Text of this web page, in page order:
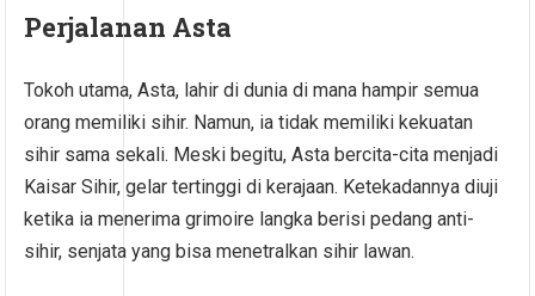
Perjalanan Asta
Tokoh utama, Asta, lahir di dunia di mana hampir semua
orang memiliki sihir. Namun, ia tidak memiliki kekuatan
sihir sama sekali. Meski begitu, Asta bercita-cita menjadi
Kaisar Sihir, gelar tertinggi di kerajaan. Ketekadannya diuji
ketika ia menerima grimoire langka berisi pedang anti-
sihir, senjata yang bisa menetralkan sihir lawan.